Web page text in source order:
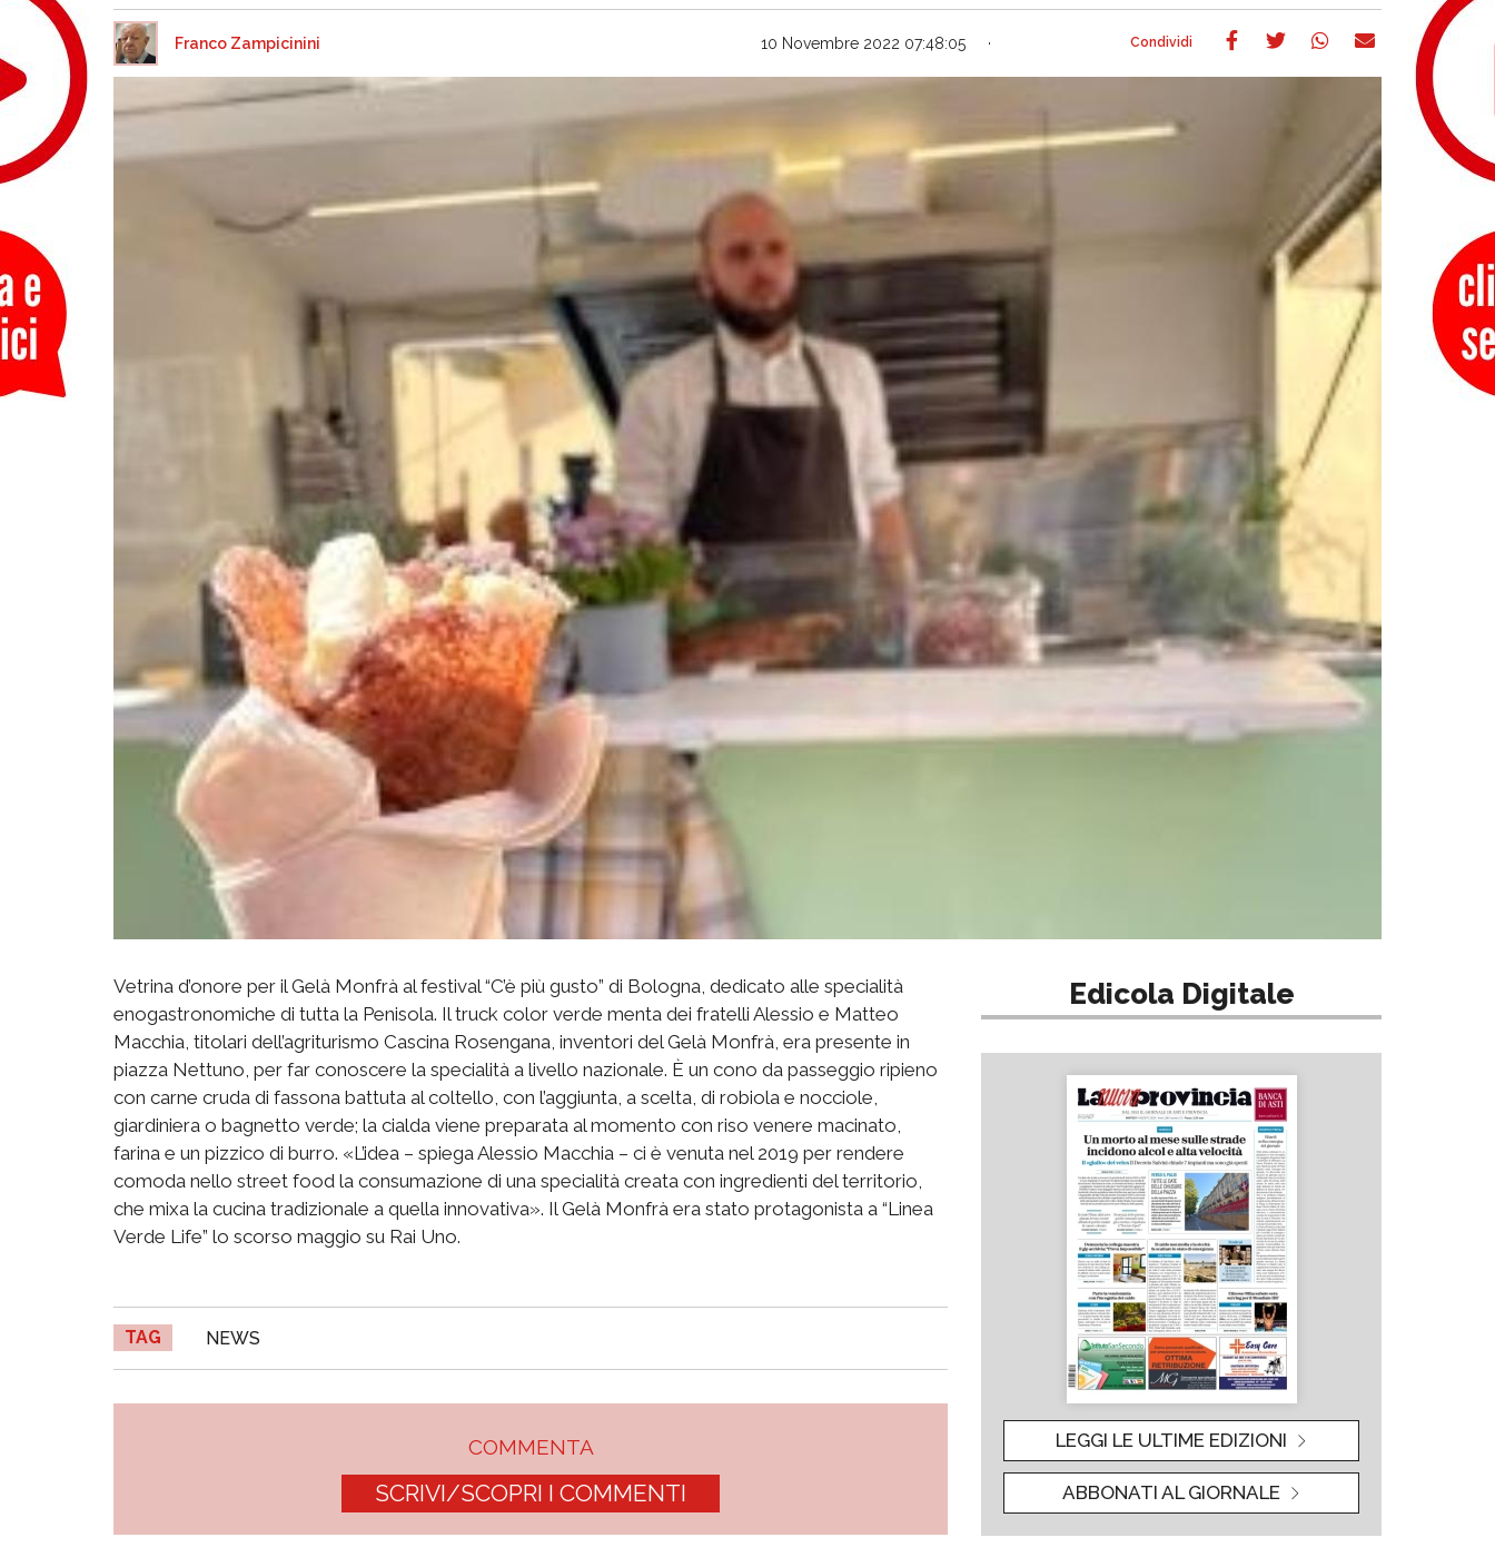
Franco Zampicinini 10 Novembre 2022 07:48:05
Vetrina d’onore per il Gelà Monfrà al festival “C’è più gusto” di Bologna, dedicato alle specialità
enogastronomiche di tutta la Penisola. Il truck color verde menta dei fratelli Alessio e Matteo
Macchia, titolari dell’agriturismo Cascina Rosengana, inventori del Gelà Monfrà, era presente in
piazza Nettuno, per far conoscere la specialità a livello nazionale. È un cono da passeggio ripieno
con carne cruda di fassona battuta al coltello, con l’aggiunta, a scelta, di robiola e nocciole,
giardiniera o bagnetto verde; la cialda viene preparata al momento con riso venere macinato,
farina e un pizzico di burro. «L’idea – spiega Alessio Macchia – ci è venuta nel 2019 per rendere
comoda nello street food la consumazione di una specialità creata con ingredienti del territorio,
che mixa la cucina tradizionale a quella innovativa». Il Gelà Monfrà era stato protagonista a “Linea
Verde Life” lo scorso maggio su Rai Uno.
TAG NEWS
COMMENTA
SCRIVI/SCOPRI I COMMENTI
Edicola Digitale
LEGGI LE ULTIME EDIZIONI
ABBONATI AL GIORNALE